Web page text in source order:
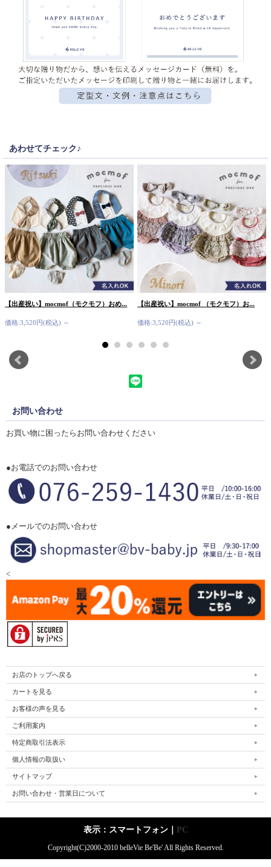
あわせてチェック♪
【出産祝い】mocmof（モクモフ）おめ...
価格:3,520円(税込) ～
【出産祝い】mocmof （モクモフ）お...
価格:3,520円(税込) ～
お問い合わせ
お買い物に困ったらお問い合わせください
●お電話でのお問い合わせ
●メールでのお問い合わせ
<
お店のトップへ戻る
カートを見る
お客様の声を見る
ご利用案内
特定商取引法表示
個人情報の取扱い
サイトマップ
お問い合わせ・営業日について
表示：スマートフォン｜ PC
Copyright(C)2000-2010 belleVie Be'Be' All Rights Reserved.